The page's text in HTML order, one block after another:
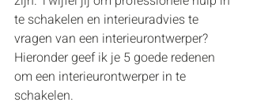
te schakelen en interieuradvies te
vragen van een interieurontwerper?
Hieronder geef ik je 5 goede redenen
om een interieurontwerper in te
schakelen.